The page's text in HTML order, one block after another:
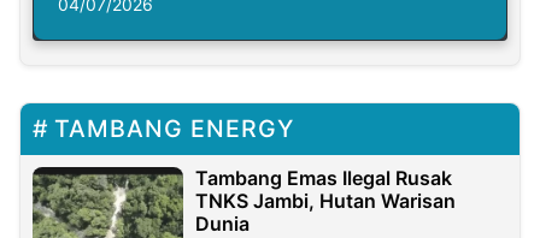
TAMBANG ENERGY
Tambang Emas Ilegal Rusak
TNKS Jambi, Hutan Warisan
Dunia